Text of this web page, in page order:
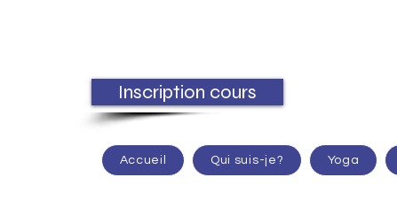
Inscription cours
Accueil Qui suis-je? Yoga